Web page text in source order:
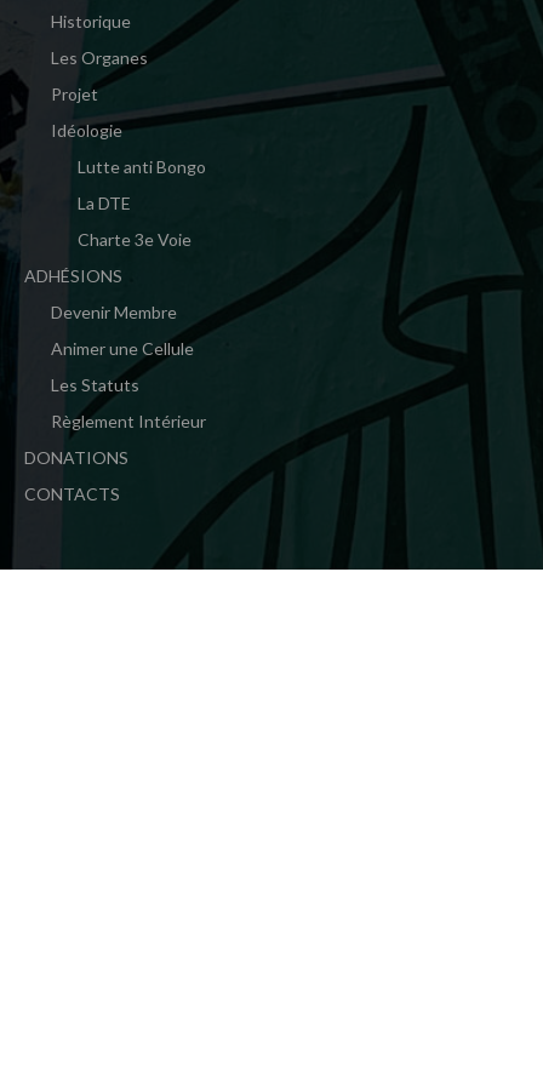
Historique
Les Organes
Projet
Idéologie
Lutte anti Bongo
La DTE
Charte 3e Voie
ADHÉSIONS
Devenir Membre
Animer une Cellule
Les Statuts
Règlement Intérieur
DONATIONS
CONTACTS